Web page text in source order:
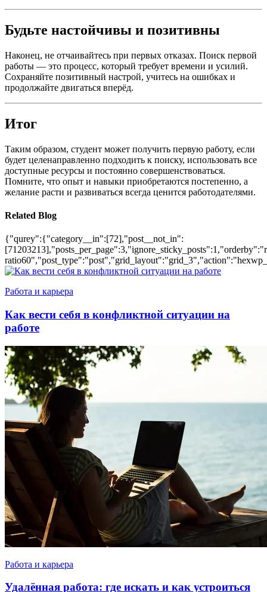
Будьте настойчивы и позитивны
Наконец, не отчаивайтесь при первых отказах. Поиск первой
работы — это процесс, который требует времени и усилий.
Сохраняйте позитивный настрой, учитесь на ошибках и
продолжайте двигаться вперёд.
Итог
Таким образом, студент может получить первую работу, если
будет целенаправленно подходить к поиску, использовать все
доступные ресурсы и постоянно совершенствоваться.
Помните, что опыт и навыки приобретаются постепенно, а
желание расти и развиваться всегда ценится работодателями.
Related Blog
{"qurey":{"category__in":[72],"post__not_in":
Работа и карьера
Как вести себя в конфликтной ситуации на
работе
Работа и карьера
Удалённая работа: где искать и как устроиться